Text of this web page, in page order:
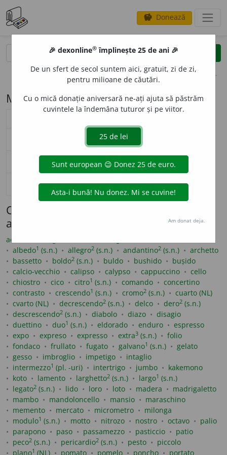
savings Donează
opțiuni
Modelul de flexiune N74 (calipso)
cal pso
plural calipsouri
genitiv-dativ
singular calipso calipsoului
plural calipsouri calipsourilor
vocativ
plural —
Cuvinte care se flexionează conform
acestui model (maximum 100 afișate)
aconto
albedo1 (s.n.) allegro2 (s.n.) andantino2 (s.n.)
archetto
bassetto
boldo2 (s.n.) buldo bushido
bușido
calcio-vecchio
calipso calypso cappuccino
cello
chiostro
cico citro1 (s.n.) comando
concertino
contrasto
crescendo1 (s.n.) cromo2 (s.n.)
cuarto (NL)
cvarto (NL)
decrescendo2 (s.n.) delco dero2 (s.n.)
descrescendo2 (s.n.) diabolo diazo
disagio
duettino
duo1 (s.n.) eldorado enduro
espresso
expo
expreso expresso extra3 (s.n.)
folio
fondaco
frullato fugato galvano1 (s.n.)
gelato
gesso
imbroglio impetigo
intaglio
intermezzo1 (pl. -uri) intertrigo jumbo
kakemono
koto
lamento larghetto2 (s.n.) largo1 (s.n.)
legato2 (s.n.) lido loro loto madera
madrigaletto
mambo
mandoloncello mansio
maraschino
memento
mercato micrometro
milonga
modulo1 (s.n.) motto nitrozo nostro octavo
palio
parapono
paso passamezzo pasticcio
patio
peco2 (s.n.) pericardio2 (s.n.) pesto
piccolo
plano1 (NL) pomato pomelo poncho portato
🎉 dexonline® împlinește 25 de ani 🎉
De un sfert de secol suntem aici, gratuit, zi de zi,
pentru milioane de căutări.
Cu o mică donație aniversară ne-ați ajuta să păstrăm
cuvintele la îndemâna tuturor și pe viitor.
Am donat deja.